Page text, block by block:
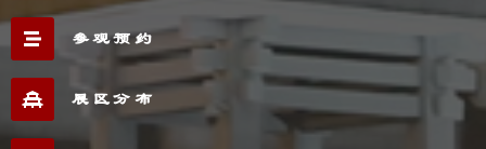
参观预约
展区分布